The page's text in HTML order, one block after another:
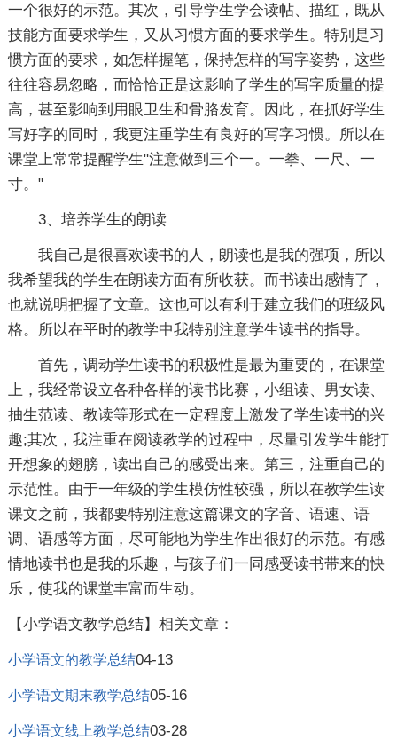
一个很好的示范。其次，引导学生学会读帖、描红，既从
技能方面要求学生，又从习惯方面的要求学生。特别是习
惯方面的要求，如怎样握笔，保持怎样的写字姿势，这些
往往容易忽略，而恰恰正是这影响了学生的写字质量的提
高，甚至影响到用眼卫生和骨胳发育。因此，在抓好学生
写好字的同时，我更注重学生有良好的写字习惯。所以在
课堂上常常提醒学生"注意做到三个一。一拳、一尺、一
寸。"
3、培养学生的朗读
我自己是很喜欢读书的人，朗读也是我的强项，所以
我希望我的学生在朗读方面有所收获。而书读出感情了，
也就说明把握了文章。这也可以有利于建立我们的班级风
格。所以在平时的教学中我特别注意学生读书的指导。
首先，调动学生读书的积极性是最为重要的，在课堂
上，我经常设立各种各样的读书比赛，小组读、男女读、
抽生范读、教读等形式在一定程度上激发了学生读书的兴
趣;其次，我注重在阅读教学的过程中，尽量引发学生能打
开想象的翅膀，读出自己的感受出来。第三，注重自己的
示范性。由于一年级的学生模仿性较强，所以在教学生读
课文之前，我都要特别注意这篇课文的字音、语速、语
调、语感等方面，尽可能地为学生作出很好的示范。有感
情地读书也是我的乐趣，与孩子们一同感受读书带来的快
乐，使我的课堂丰富而生动。
【小学语文教学总结】相关文章：
小学语文的教学总结04-13
小学语文期末教学总结05-16
小学语文线上教学总结03-28